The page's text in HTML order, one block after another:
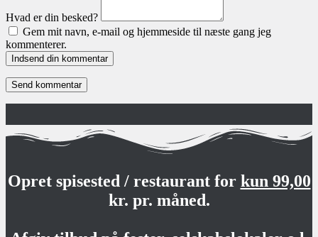
Hvad er din besked?
Gem mit navn, e-mail og hjemmeside til næste gang jeg
kommenterer.
Indsend din kommentar
Opret spisested / restaurant for kun 99,00
kr. pr. måned.